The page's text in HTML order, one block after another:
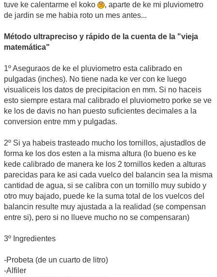
tuve ke calentarme el koko
, aparte de ke mi pluviometro
de jardin se me habia roto un mes antes...
Método ultrapreciso y rápido de la cuenta de la "vieja
matemática"
1º Aseguraos de ke el pluviometro esta calibrado en
pulgadas (inches). No tiene nada ke ver con ke luego
visualiceis los datos de precipitacion en mm. Si no haceis
esto siempre estara mal calibrado el pluviometro porke se ve
ke los de davis no han puesto suficientes decimales a la
conversion entre mm y pulgadas.
2º Si ya habeis trasteado mucho los tornillos, ajustadlos de
forma ke los dos esten a la misma altura (lo bueno es ke
kede calibrado de manera ke los 2 tornillos keden a alturas
parecidas para ke asi cada vuelco del balancin sea la misma
cantidad de agua, si se calibra con un tornillo muy subido y
otro muy bajado, puede ke la suma total de los vuelcos del
balancin resulte muy ajustada a la realidad (se compensan
entre si), pero si no llueve mucho no se compensaran)
3º Ingredientes
-Probeta (de un cuarto de litro)
-Alfiler